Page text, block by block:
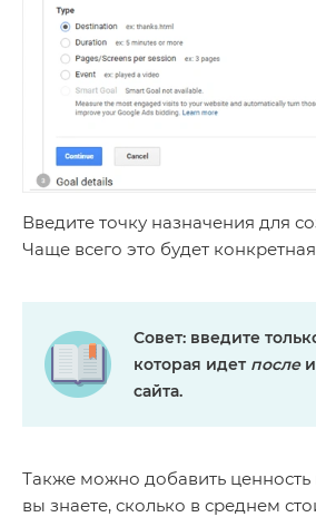
Введите точку назначения для
Чаще всего это будет
Совет: введите
которая идет после
сайта.
Также можно добавить ценность
вы знаете, сколько в среднем